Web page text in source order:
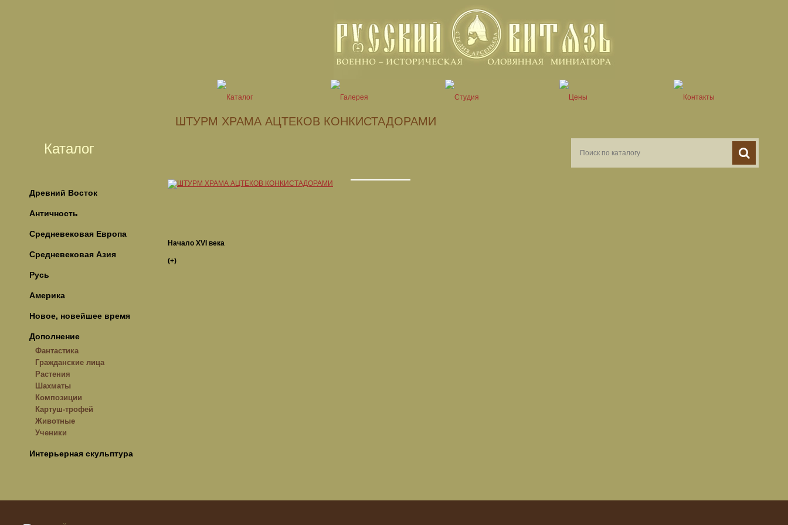
ШТУРМ ХРАМА АЦТЕКОВ КОНКИСТАДОРАМИ
Каталог
Древний Восток
Античность
Средневековая Европа
Средневековая Азия
Русь
Америка
Новое, новейшее время
Дополнение
Фантастика
Гражданские лица
Растения
Шахматы
Композиции
Картуш-трофей
Животные
Ученики
Интерьерная скульптура
Начало XVI века
(+)